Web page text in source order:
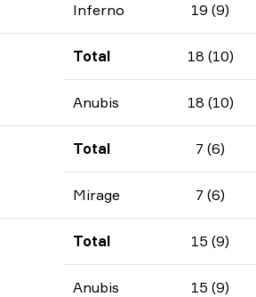
Inferno 19 (9)
Total 18 (10)
Anubis 18 (10)
Total 7 (6)
Mirage 7 (6)
Total 15 (9)
Anubis 15 (9)